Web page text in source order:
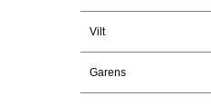
Vilt
Garens